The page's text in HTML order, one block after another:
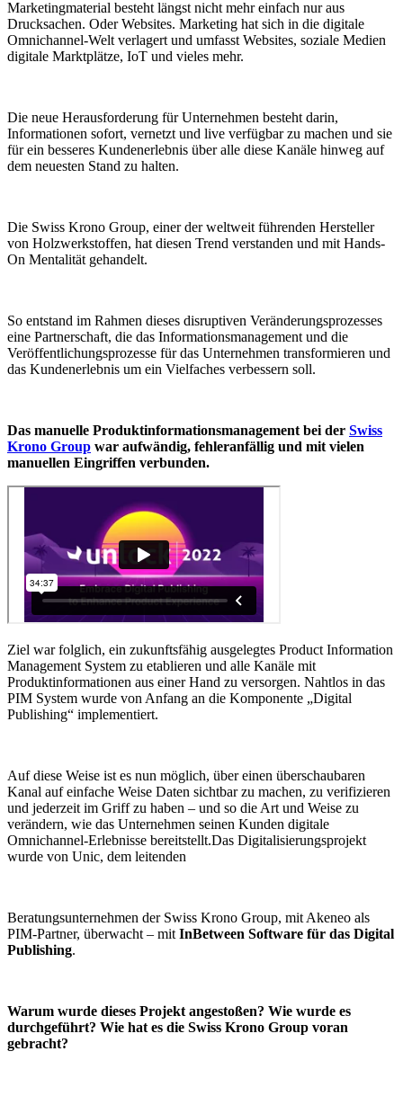
Marketingmaterial besteht längst nicht mehr einfach nur aus
Drucksachen. Oder Websites. Marketing hat sich in die digitale
Omnichannel-Welt verlagert und umfasst Websites, soziale Medien
digitale Marktplätze, IoT und vieles mehr.
Die neue Herausforderung für Unternehmen besteht darin,
Informationen sofort, vernetzt und live verfügbar zu machen und sie
für ein besseres Kundenerlebnis über alle diese Kanäle hinweg auf
dem neuesten Stand zu halten.
Die Swiss Krono Group, einer der weltweit führenden Hersteller
von Holzwerkstoffen, hat diesen Trend verstanden und mit Hands-
On Mentalität gehandelt.
So entstand im Rahmen dieses disruptiven Veränderungsprozesses
eine Partnerschaft, die das Informationsmanagement und die
Veröffentlichungsprozesse für das Unternehmen transformieren und
das Kundenerlebnis um ein Vielfaches verbessern soll.
Das manuelle Produktinformationsmanagement bei der Swiss
Krono Group war aufwändig, fehleranfällig und mit vielen
manuellen Eingriffen verbunden.
Ziel war folglich, ein zukunftsfähig ausgelegtes Product Information
Management System zu etablieren und alle Kanäle mit
Produktinformationen aus einer Hand zu versorgen. Nahtlos in das
PIM System wurde von Anfang an die Komponente „Digital
Publishing“ implementiert.
Auf diese Weise ist es nun möglich, über einen überschaubaren
Kanal auf einfache Weise Daten sichtbar zu machen, zu verifizieren
und jederzeit im Griff zu haben – und so die Art und Weise zu
verändern, wie das Unternehmen seinen Kunden digitale
Omnichannel-Erlebnisse bereitstellt.Das Digitalisierungsprojekt
wurde von Unic, dem leitenden
Beratungsunternehmen der Swiss Krono Group, mit Akeneo als
PIM-Partner, überwacht – mit InBetween Software für das Digital
Publishing.
Warum wurde dieses Projekt angestoßen? Wie wurde es
durchgeführt? Wie hat es die Swiss Krono Group voran
gebracht?